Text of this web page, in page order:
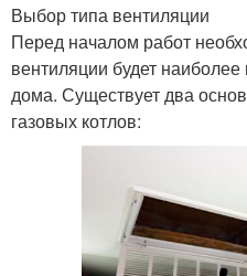
Выбор типа вентиляции
Перед началом работ
вентиляции будет
дома. Существует два
газовых котлов: